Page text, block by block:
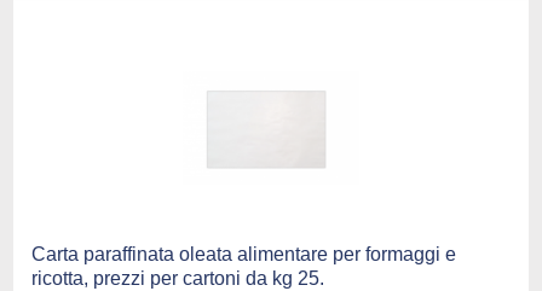
Carta paraffinata oleata alimentare per formaggi e
ricotta, prezzi per cartoni da kg 25.